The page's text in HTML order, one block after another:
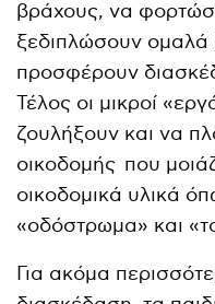
βράχους, να
ξεδιπλώσουν ομαλά
προσφέρουν
Τέλος οι μικροί
ζουλήξουν και να
οικοδομής που
οικοδομικά υλικά
«οδόστρωμα» και
Για ακόμα